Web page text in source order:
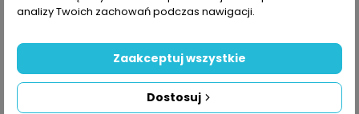
każdym praniu. Circulation . Naciśnij przycisk, aby
włączyć tę funkcję.
Zamknięte .Naciśnij przycisk, aby odizolować wlot
analizy Twoich zachowań podczas nawigacji.
Dostosuj
Zaakceptuj wszystkie